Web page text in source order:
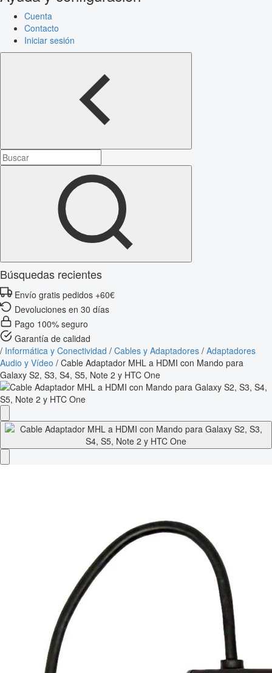
Cuenta
Contacto
Iniciar sesión
Búsquedas recientes
Envío gratis pedidos +60€
Devoluciones en 30 días
Pago 100% seguro
Garantía de calidad
/ Informática y Conectividad / Cables y Adaptadores / Adaptadores
Audio y Vídeo / Cable Adaptador MHL a HDMI con Mando para
Galaxy S2, S3, S4, S5, Note 2 y HTC One